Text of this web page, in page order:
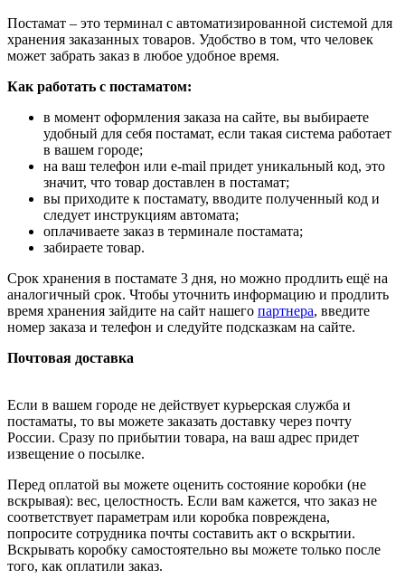
Постамат – это терминал с автоматизированной системой для
хранения заказанных товаров. Удобство в том, что человек
может забрать заказ в любое удобное время.
Как работать с постаматом:
в момент оформления заказа на сайте, вы выбираете
удобный для себя постамат, если такая система работает
в вашем городе;
на ваш телефон или e-mail придет уникальный код, это
значит, что товар доставлен в постамат;
вы приходите к постамату, вводите полученный код и
следует инструкциям автомата;
оплачиваете заказ в терминале постамата;
забираете товар.
Срок хранения в постамате 3 дня, но можно продлить ещё на
аналогичный срок. Чтобы уточнить информацию и продлить
время хранения зайдите на сайт нашего партнера, введите
номер заказа и телефон и следуйте подсказкам на сайте.
Почтовая доставка
Если в вашем городе не действует курьерская служба и
постаматы, то вы можете заказать доставку через почту
России. Сразу по прибытии товара, на ваш адрес придет
извещение о посылке.
Перед оплатой вы можете оценить состояние коробки (не
вскрывая): вес, целостность. Если вам кажется, что заказ не
соответствует параметрам или коробка повреждена,
попросите сотрудника почты составить акт о вскрытии.
Вскрывать коробку самостоятельно вы можете только после
того, как оплатили заказ.